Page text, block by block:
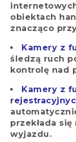
obiektach
znacząco
Kamery z
śledzą ruch
kontrolę nad
Kamery z
przekłada
wyjazdu.